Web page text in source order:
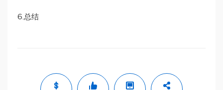
6.总结